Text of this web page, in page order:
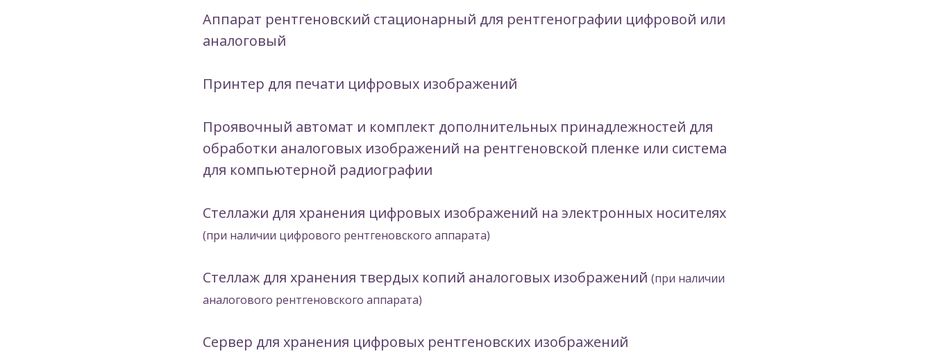
Аппарат рентгеновский стационарный для рентгенографии цифровой или
аналоговый
Принтер для печати цифровых изображений
Проявочный автомат и комплект дополнительных принадлежностей для
обработки аналоговых изображений на рентгеновской пленке или система
для компьютерной радиографии
Стеллажи для хранения цифровых изображений на электронных носителях
(при наличии цифрового рентгеновского аппарата)
Стеллаж для хранения твердых копий аналоговых изображений (при наличии
аналогового рентгеновского аппарата)
Сервер для хранения цифровых рентгеновских изображений